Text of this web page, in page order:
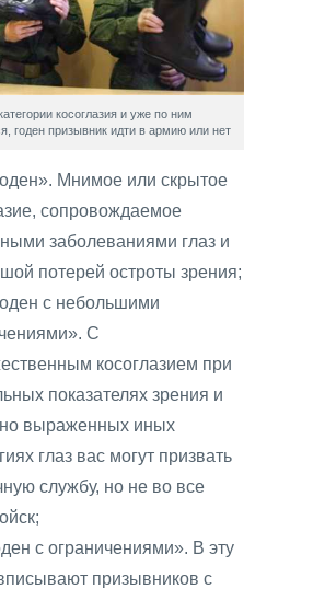
косоглазия и уже по ним
годен призывник идти в армию или нет
Мнимое или скрытое
сопровождаемое
заболеваниями глаз и
потерей остроты зрения;
с небольшими
С
косоглазием при
показателях зрения и
выраженных иных
глаз вас могут призвать
службу, но не во все
с ограничениями». В эту
призывников с